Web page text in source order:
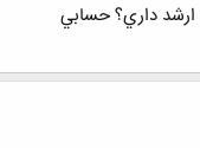
داري؟ حسابي